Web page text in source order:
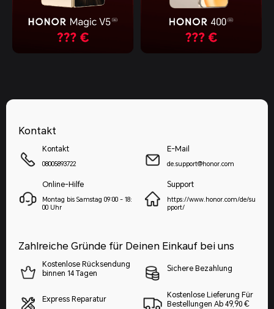
Kontakt
Kontakt
08005893722
E-Mail
de.support@honor.com
Online-Hilfe
Montag bis Samstag 09:00 - 18:
00 Uhr
Support
https://www.honor.com/de/su
pport/
Zahlreiche Gründe für Deinen Einkauf bei uns
Kostenlose Rücksendung
binnen 14 Tagen
Sichere Bezahlung
Express Reparatur
Kostenlose Lieferung Für
Bestellungen Ab 49,90 €